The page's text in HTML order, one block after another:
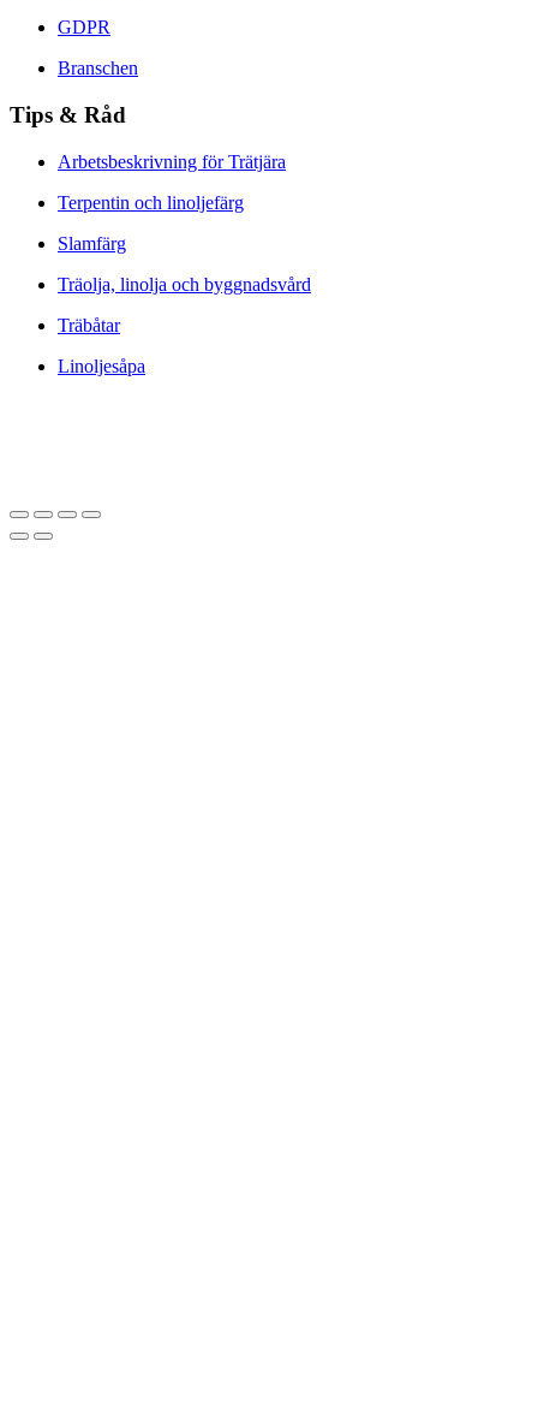
GDPR
Branschen
Tips & Råd
Arbetsbeskrivning för Trätjära
Terpentin och linoljefärg
Slamfärg
Träolja, linolja och byggnadsvård
Träbåtar
Linoljesåpa